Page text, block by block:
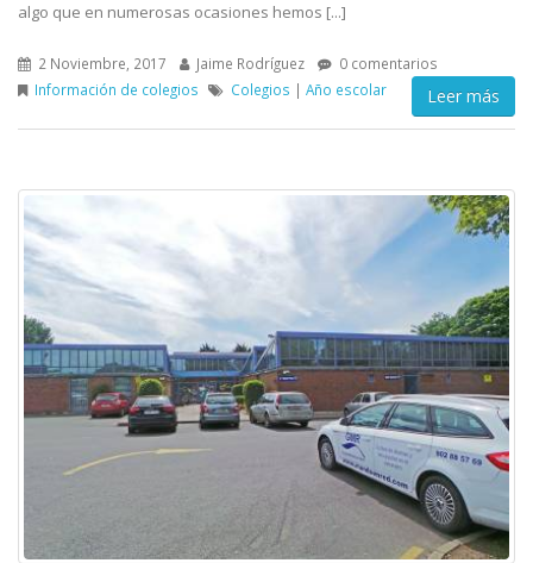
algo que en numerosas ocasiones hemos [...]
2 Noviembre, 2017 Jaime Rodríguez
0 comentarios
Información de colegios
Colegios | Año escolar Leer más